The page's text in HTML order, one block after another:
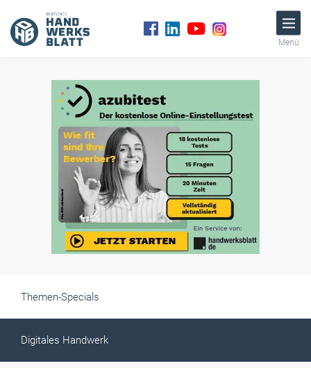
Menü
Themen-Specials
Digitales Handwerk